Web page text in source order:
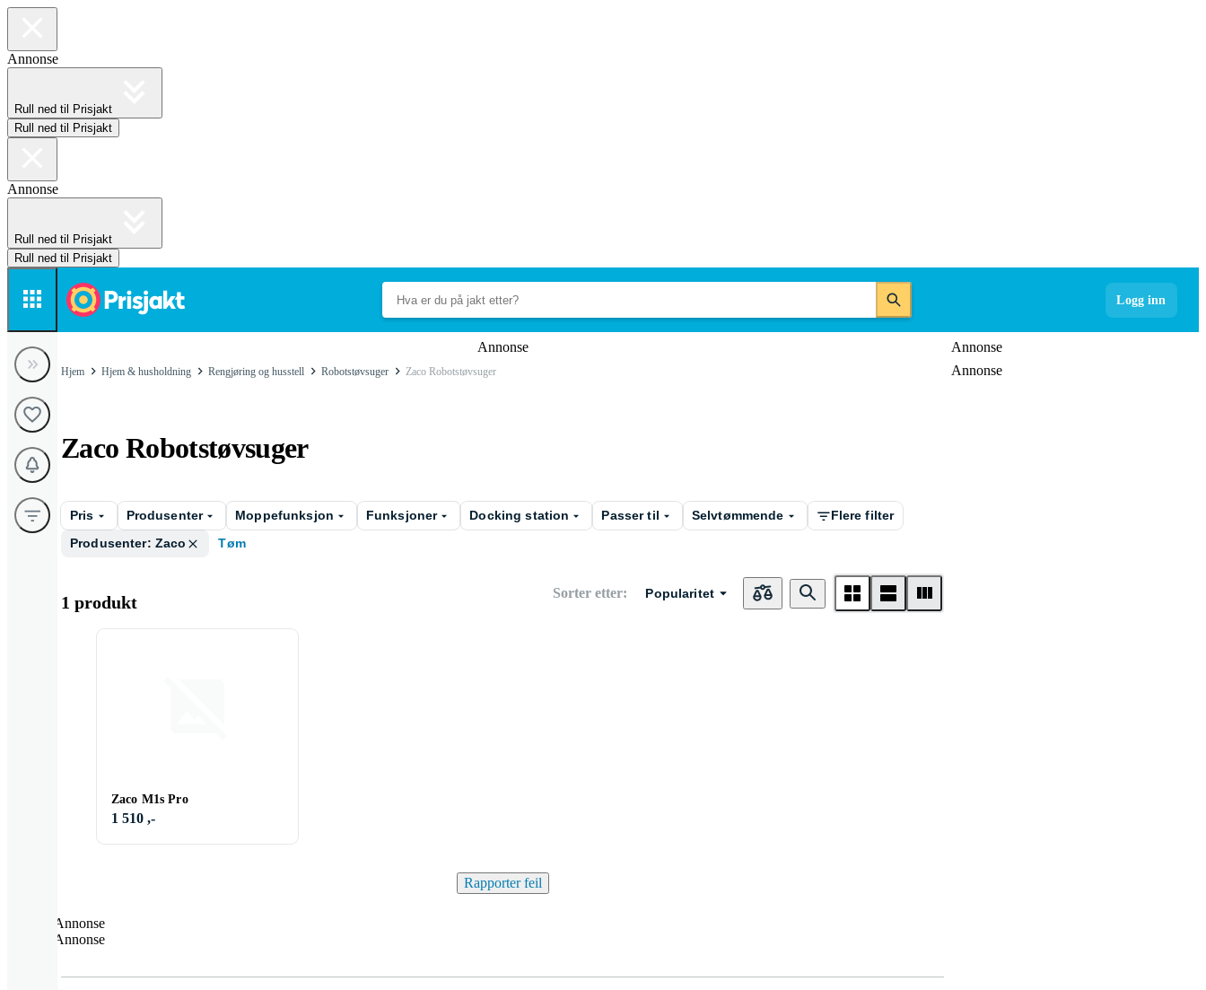
Annonse
Rull ned til Prisjakt
Rull ned til Prisjakt
Annonse
Rull ned til Prisjakt
Rull ned til Prisjakt
Logg inn
Annonse
Annonse
Annonse
Hjem Hjem & husholdning Rengjøring og husstell Robotstøvsuger Zaco Robotstøvsuger
Zaco Robotstøvsuger
Pris Produsenter Moppefunksjon Funksjoner Docking station Passer til Selvtømmende
Flere filter
Produsenter: Zaco
Tøm
1 produkt Sorter etter: Popularitet
Zaco M1s Pro
1 510 ,-
Rapporter feil
Annonse
Annonse